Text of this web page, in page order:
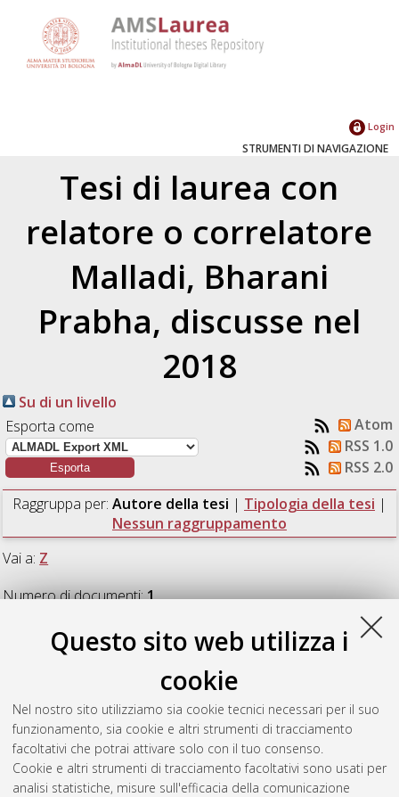
Questo sito web utilizza i
cookie
Nel nostro sito utilizziamo sia cookie tecnici necessari per il suo
funzionamento, sia cookie e altri strumenti di tracciamento
facoltativi che potrai attivare solo con il tuo consenso.
Cookie e altri strumenti di tracciamento facoltativi sono usati per
analisi statistiche, misure sull'efficacia della comunicazione
Login
STRUMENTI DI NAVIGAZIONE
Tesi di laurea con
relatore o correlatore
Malladi, Bharani
Prabha, discusse nel
2018
Su di un livello
Esporta come
Atom
RSS 1.0
RSS 2.0
Raggruppa per: Autore della tesi | Tipologia della tesi |
Nessun raggruppamento
Vai a: Z
Numero di documenti:1.
controller for rendezvous and docking of a 3-DOF spacecraft.
[Laurea magistrale], Università di Bologna, Corso di Studio in
Automation engineering / ingegneria dell’automazione [LM-
DM270] , Documento full-text non disponibile